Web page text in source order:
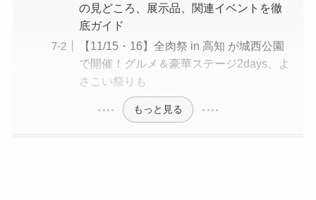
の見どころ、展示品、関連イベントを徹
底ガイド
【11/15・16】全肉祭 in 高知 が城西公園
で開催！グルメ＆豪華ステージ2days、よ
さこい祭りも
もっと見る